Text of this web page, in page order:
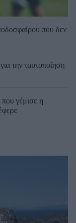
που δεν
την ταυτοποίηση
γέμισε η